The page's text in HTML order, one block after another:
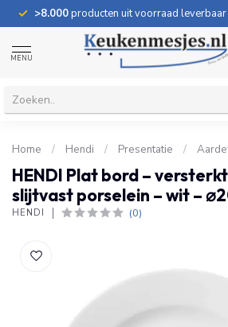
>8.000producten uit voorraad leverbaar
MENU
Home / Hendi / Presentatie /
HENDI Plat bord –
slijtvast porselein – wit –
HENDI (0)